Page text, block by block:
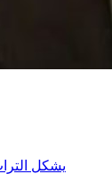
يشكل